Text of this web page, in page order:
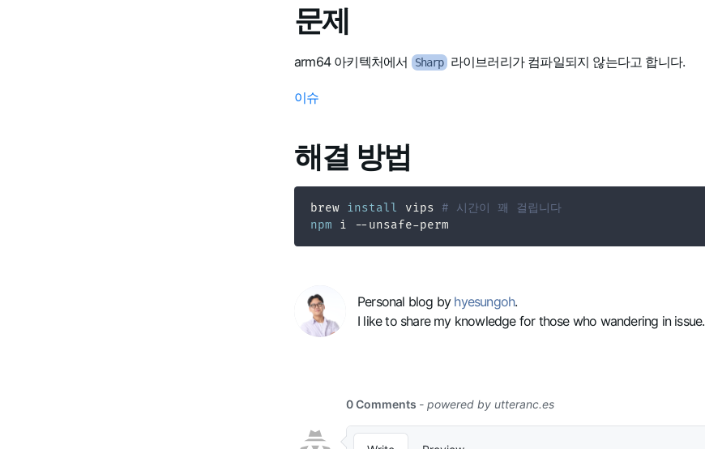
문제
arm64 아키텍처에서 Sharp 라이브러리가 컴파일되지 않는다고 합니다.
이슈
해결 방법
brew install vips # 시간이 꽤 걸립니다
npm
Personal blog by hyesungoh.
I like to share my knowledge for those who wandering in issue.